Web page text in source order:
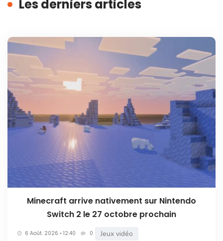
Les derniers articles
Minecraft arrive nativement sur Nintendo
Switch 2 le 27 octobre prochain
6 Août. 2026 • 12:40 0 Jeux vidéo